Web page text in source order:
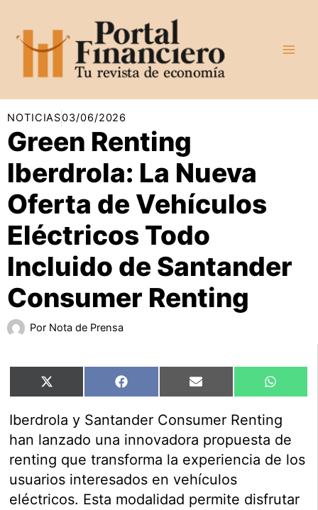
contenido
NOTICIAS03/06/2026
Green Renting
Iberdrola: La Nueva
Oferta de Vehículos
Eléctricos Todo
Incluido de Santander
Consumer Renting
Por Nota de Prensa
Compartir
en
X
(Twitter)
Compartir
en
Facebook Compartir
en
Email
en
Iberdrola y Santander Consumer Renting
han lanzado una innovadora propuesta de
renting que transforma la experiencia de los
usuarios interesados en vehículos
eléctricos. Esta modalidad permite disfrutar